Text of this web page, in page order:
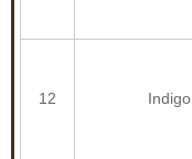
12 Indigo